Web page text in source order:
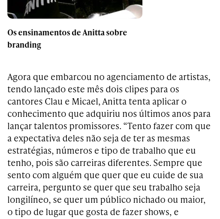
Os ensinamentos de Anitta sobre
branding
Agora que embarcou no agenciamento de artistas,
tendo lançado este mês dois clipes para os
cantores Clau e Micael, Anitta tenta aplicar o
conhecimento que adquiriu nos últimos anos para
lançar talentos promissores. “Tento fazer com que
a expectativa deles não seja de ter as mesmas
estratégias, números e tipo de trabalho que eu
tenho, pois são carreiras diferentes. Sempre que
sento com alguém que quer que eu cuide de sua
carreira, pergunto se quer que seu trabalho seja
longilíneo, se quer um público nichado ou maior,
o tipo de lugar que gosta de fazer shows, e